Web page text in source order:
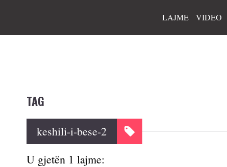
LAJME VIDEO
TAG
keshili-i-bese-2
U gjetën 1 lajme: